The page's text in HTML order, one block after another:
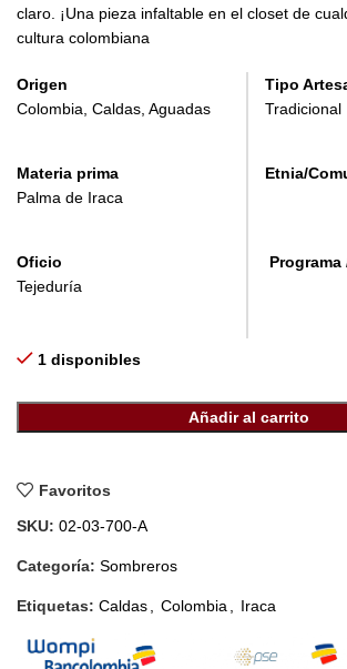
claro. ¡Una pieza infaltable en el closet de
cultura colombiana
Origen
Colombia, Caldas, Aguadas
Materia prima
Palma de Iraca
Tipo
Tradicional
Etnia/
Oficio
Tejeduría
1 disponibles
Añadir al carrito
Favoritos
SKU: 02-03-700-A
Categoría: Sombreros
Etiquetas: Caldas Colombia Iraca